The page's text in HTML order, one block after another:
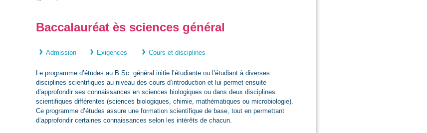
Baccalauréat ès sciences général
Admission Exigences Cours et disciplines
Le programme d’études au B.Sc. général initie l’étudiante ou l’étudiant à diverses
disciplines scientifiques au niveau des cours d’introduction et lui permet ensuite
d’approfondir ses connaissances en sciences biologiques ou dans deux disciplines
scientifiques différentes (sciences biologiques, chimie, mathématiques ou microbiologie).
Ce programme d’études assure une formation scientifique de base, tout en permettant
d’approfondir certaines connaissances selon les intérêts de chacun.